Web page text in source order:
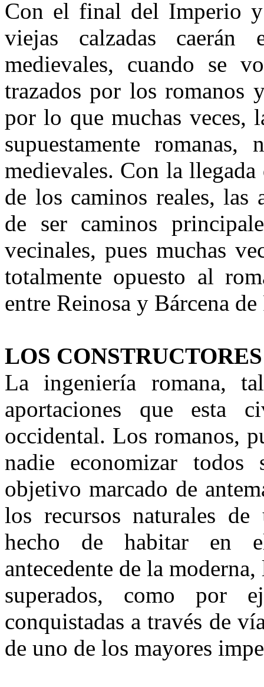
Con el final del Imperio
viejas calzadas caerán
medievales, cuando se
trazados por los romanos
por lo que muchas veces,
supuestamente
medievales. Con la
de los caminos reales, las
de ser caminos
vecinales, pues muchas
totalmente opuesto al
entre Reinosa y Bárcena
LOS
La ingeniería romana,
aportaciones que esta
occidental. Los romanos,
nadie economizar
objetivo marcado de
los recursos naturales
hecho de habitar en
antecedente de la
superados, como por
conquistadas a través de
de uno de los mayores